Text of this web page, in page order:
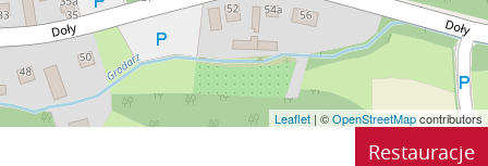
Leaflet | ©OpenStreetMapcontributors
Restauracje